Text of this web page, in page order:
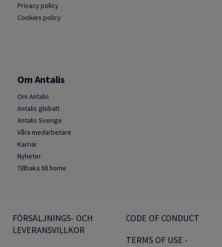
Privacy policy
Cookies policy
Om Antalis
Om Antalis
Antalis globalt
Antalis Sverige
Våra medarbetare
Karriär
Nyheter
Tillbaka till home
FÖRSÄLJNINGS- OCH
LEVERANSVILLKOR
CODE OF CONDUCT
TERMS OF USE -